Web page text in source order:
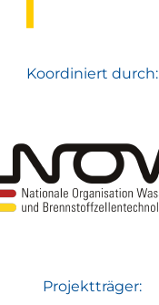
Koordiniert durch:
Projektträger: